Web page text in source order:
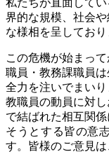
私たちが直面して
界的な規模、社会
な様相を呈しており
この危機が始まっ
職員・教務課職員
全力を注いでまい
教職員の動員に対
で結ばれた相互関
そうとする皆の意
す。皆様のご意見